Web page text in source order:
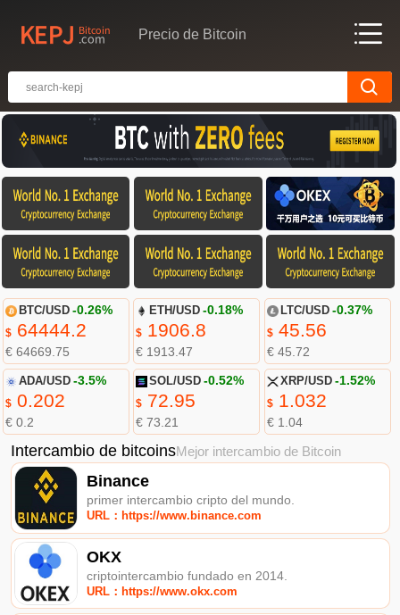
Precio de Bitcoin
BTC/USD -0.26%
$64444.2
€ 64669.75
ETH/USD -0.18%
$ 1906.8
€ 1913.47
LTC/USD -0.37%
$45.56
€ 45.72
ADA/USD -3.5%
$0.202
€ 0.2
SOL/USD -0.52%
$ 72.95
€ 73.21
XRP/USD -1.52%
$1.032
€ 1.04
Intercambio de bitcoinsMejor intercambio de Bitcoin
Binance
primer intercambio cripto del mundo.
URL：https://www.binance.com
OKX
criptointercambio fundado en 2014.
URL：https://www.okx.com